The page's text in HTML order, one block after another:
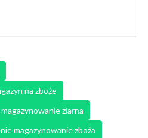
na zboże
magazynowanie ziarna
magazynowanie zboża